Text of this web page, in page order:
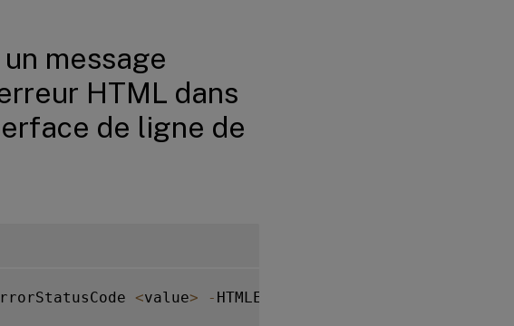
message
HTML dans
de ligne de
<value> - HTMLErrorStatusMessage